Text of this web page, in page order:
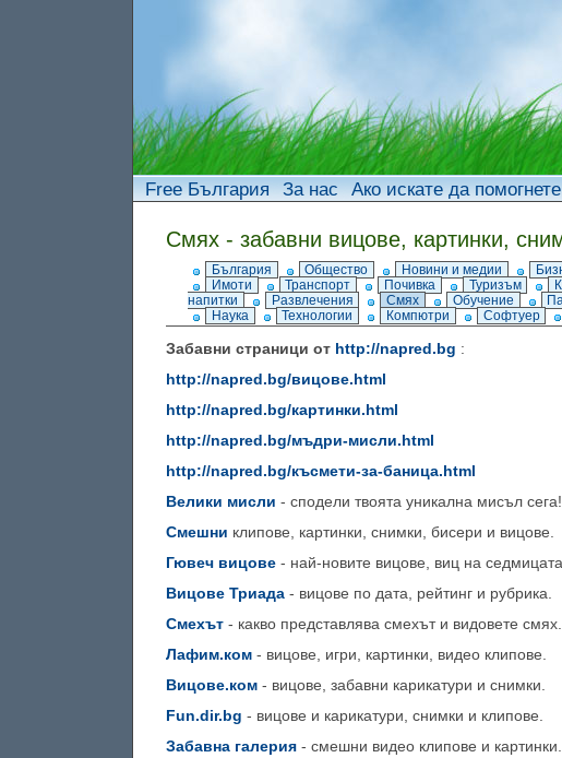
Free България За нас Ако искате да помогнете
Смях - забавни вицове, картинки,
България Общество Новини и медии
Имоти
Транспорт Почивка Туризъм
напитки
Развлечения Смях Обучение
Наука
Технологии Компютри Софтуер
Забавни страници от http://napred.bg :
http://napred.bg/вицове.html
http://napred.bg/картинки.html
http://napred.bg/мъдри-мисли.html
http://napred.bg/късмети-за-баница.html
Велики мисли - сподели твоята уникална мисъл
Смешни клипове, картинки, снимки, бисери и вицове.
Гювеч вицове - най-новите вицове, виц на
Вицове Триада - вицове по дата, рейтинг и рубрика.
Смехът - какво представлява смехът и видовете смях.
Лафим.ком - вицове, игри, картинки, видео клипове.
Вицове.ком - вицове, забавни карикатури и снимки.
Fun.dir.bg - вицове и карикатури, снимки и клипове.
Забавна галерия - смешни видео клипове и картинки.